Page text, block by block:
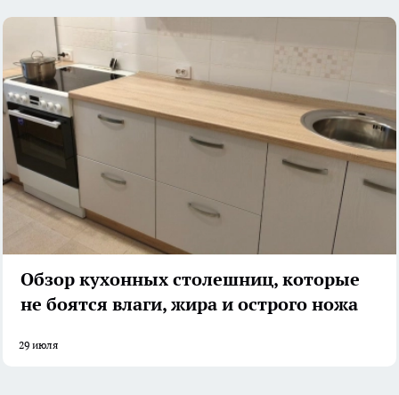
Обзор кухонных столешниц, которые
не боятся влаги, жира и острого ножа
29 июля